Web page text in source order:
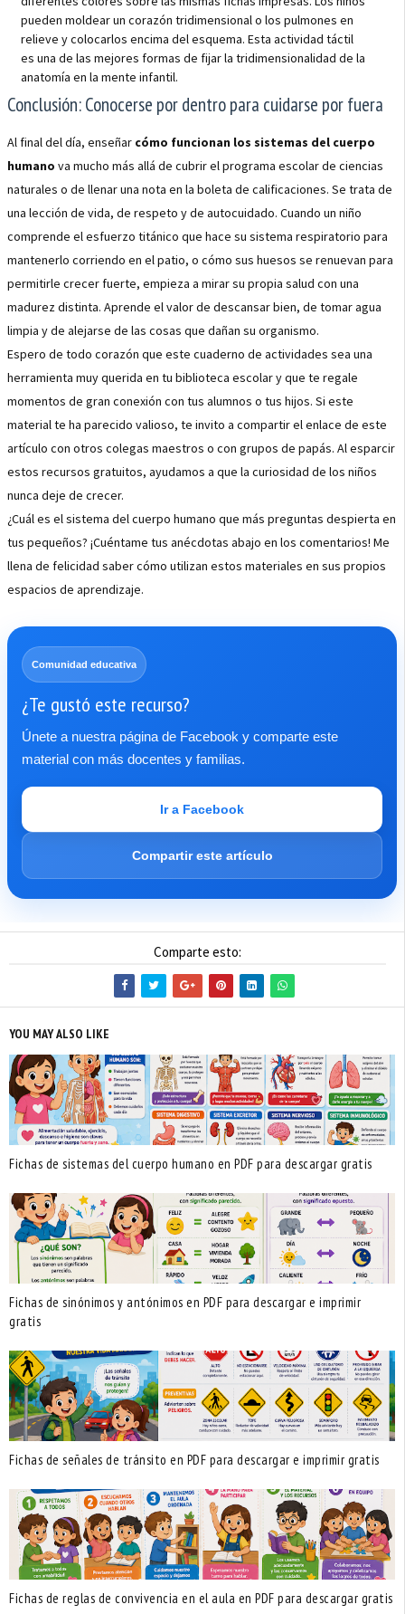
pueden moldear un corazón tridimensional o los pulmones en
relieve y colocarlos encima del esquema. Esta actividad táctil
es una de las mejores formas de fijar la tridimensionalidad de la
anatomía en la mente infantil.
Conclusión: Conocerse por dentro para cuidarse por fuera
Al final del día, enseñar cómo funcionan los sistemas del cuerpo
humano va mucho más allá de cubrir el programa escolar de ciencias
naturales o de llenar una nota en la boleta de calificaciones. Se trata de
una lección de vida, de respeto y de autocuidado. Cuando un niño
comprende el esfuerzo titánico que hace su sistema respiratorio para
mantenerlo corriendo en el patio, o cómo sus huesos se renuevan para
permitirle crecer fuerte, empieza a mirar su propia salud con una
madurez distinta. Aprende el valor de descansar bien, de tomar agua
limpia y de alejarse de las cosas que dañan su organismo.
Espero de todo corazón que este cuaderno de actividades sea una
herramienta muy querida en tu biblioteca escolar y que te regale
momentos de gran conexión con tus alumnos o tus hijos. Si este
material te ha parecido valioso, te invito a compartir el enlace de este
artículo con otros colegas maestros o con grupos de papás. Al esparcir
estos recursos gratuitos, ayudamos a que la curiosidad de los niños
nunca deje de crecer.
¿Cuál es el sistema del cuerpo humano que más preguntas despierta en
tus pequeños? ¡Cuéntame tus anécdotas abajo en los comentarios! Me
llena de felicidad saber cómo utilizan estos materiales en sus propios
espacios de aprendizaje.
Comunidad educativa
¿Te gustó este recurso?
Únete a nuestra página de Facebook y comparte este
material con más docentes y familias.
Ir a Facebook
Compartir este artículo
Comparte esto:
YOU MAY ALSO LIKE
Fichas de sistemas del cuerpo humano en PDF para descargar gratis
Fichas de sinónimos y antónimos en PDF para descargar e imprimir
gratis
Fichas de señales de tránsito en PDF para descargar e imprimir gratis
Fichas de reglas de convivencia en el aula en PDF para descargar gratis